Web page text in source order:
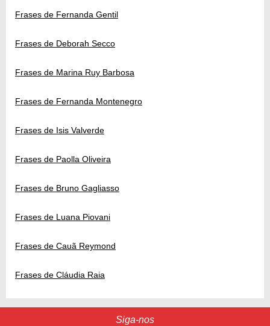
Frases de Fernanda Gentil
Frases de Deborah Secco
Frases de Marina Ruy Barbosa
Frases de Fernanda Montenegro
Frases de Isis Valverde
Frases de Paolla Oliveira
Frases de Bruno Gagliasso
Frases de Luana Piovani
Frases de Cauã Reymond
Frases de Cláudia Raia
Siga-nos